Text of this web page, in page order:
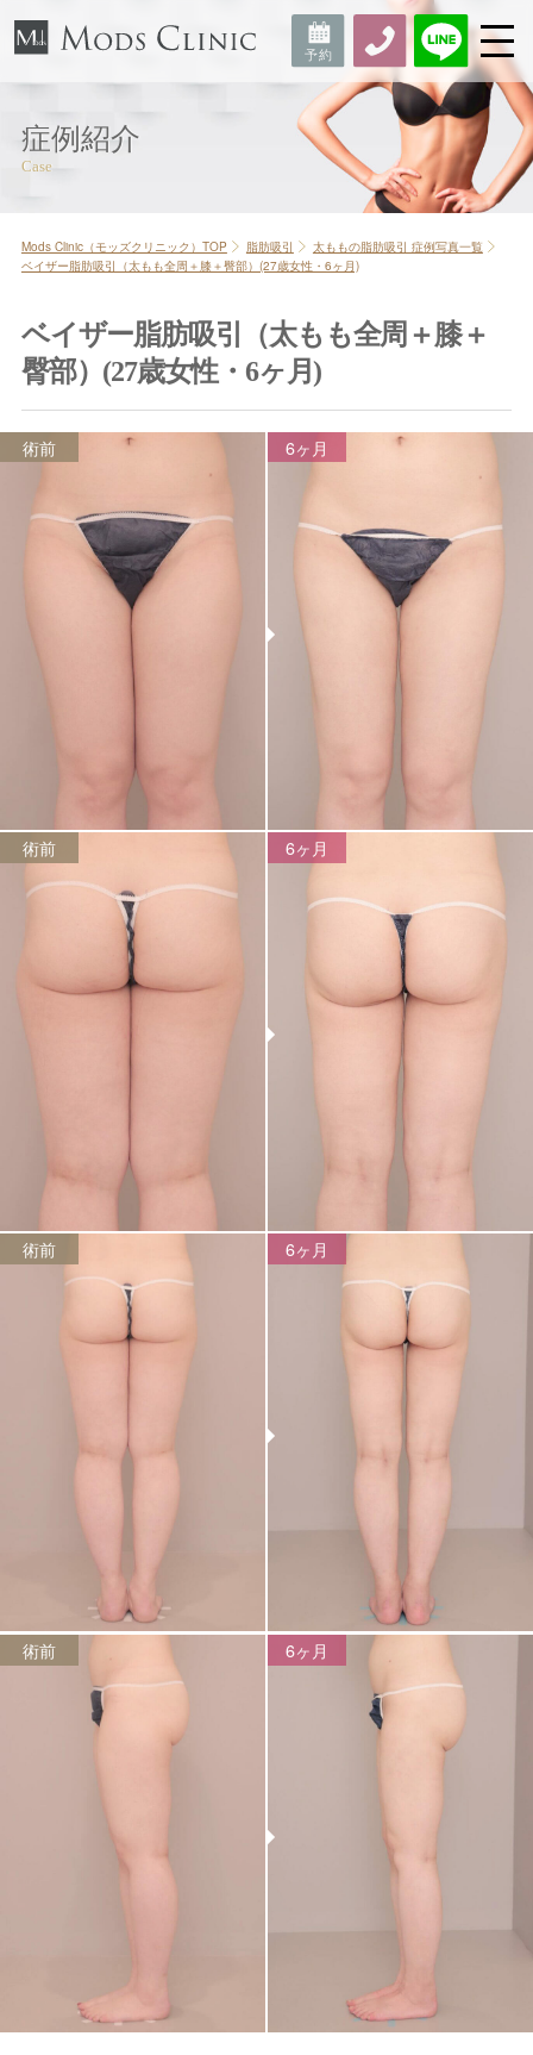
症例紹介
Mods Clinic（モッズクリニック）TOP 脂肪吸引
太ももの脂肪吸引 症例写真一覧
ベイザー脂肪吸引（太もも全周＋膝＋臀部）(27歳女性・6ヶ月)
ベイザー脂肪吸引（太もも全周＋膝＋
臀部）(27歳女性・6ヶ月)
術前 6ヶ月
術前 6ヶ月
術前 6ヶ月
術前 6ヶ月